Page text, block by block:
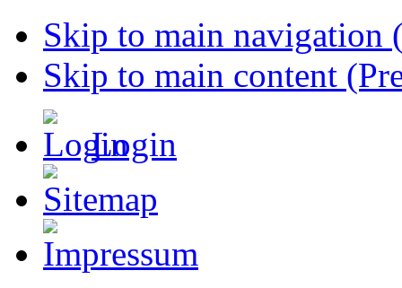
Skip to main navigation
Skip to main content
Login